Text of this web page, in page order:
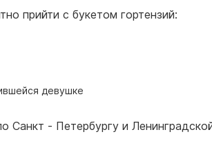
прийти с букетом гортензий:
девушке
Санкт - Петербургу и